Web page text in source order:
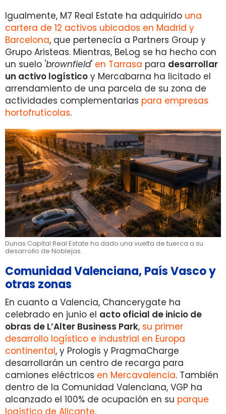
Igualmente, M7 Real Estate ha adquirido una
cartera de 12 activos ubicados en Madrid y
Barcelona, que pertenecía a Partners Group y
Grupo Aristeas. Mientras, BeLog se ha hecho con
un suelo 'brownfield' en Tarrasa para desarrollar
un activo logístico y Mercabarna ha licitado el
arrendamiento de una parcela de su zona de
actividades complementarias para empresas
hortofrutícolas.
Dunas Capital Real Estate ha dado una vuelta de tuerca a su
desarrollo de Noblejas.
Comunidad Valenciana, País Vasco y
otras zonas
En cuanto a Valencia, Chancerygate ha
celebrado en junio el acto oficial de inicio de
obras de L’Alter Business Park, su primer
desarrollo logístico e industrial en Europa
continental, y Prologis y PragmaCharge
desarrollarán un centro de recarga para
camiones eléctricos en Mercavalencia. También
dentro de la Comunidad Valenciana, VGP ha
alcanzado el 100% de ocupación en su parque
logístico de Alicante.